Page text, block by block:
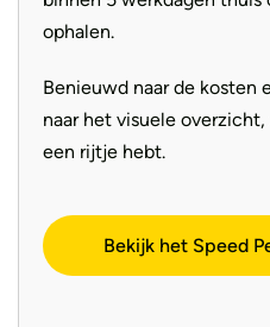
ophalen.
Benieuwd naar de kosten
naar het visuele
een rijtje hebt.
Bekijk het Speed